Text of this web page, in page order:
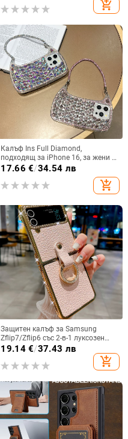
електроплатиране, защита срещу
add_shopping_cart
Калъф Ins Full Diamond,
подходящ за iPhone 16, за жени с
14-инчова личност, огледална
рамка с 13 големи отвора и
електролитно покритие, с
диаманти Ins Full Diamond.
17.66 €/34.54 лв
add_shopping_cart
Защитен калъф за Samsung
Zflip7/Zflip6 със 2-в-1 луксозен
дизайн, изкуствена кожа и
19.14€/37.43 лв
add_shopping_cart